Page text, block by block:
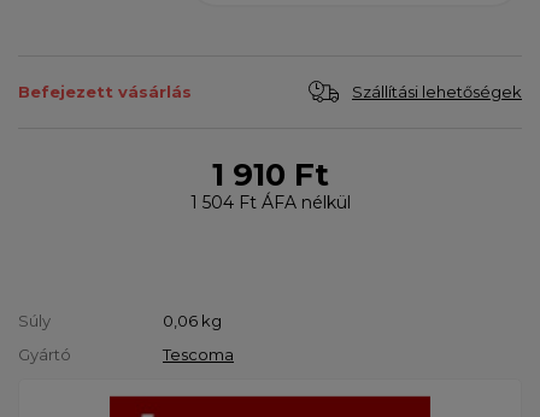
Befejezett vásárlás Szállítási lehetőségek
1 910 Ft
1 504 FtÁFA nélkül
Súly 0,06 kg
Gyártó
Tescoma